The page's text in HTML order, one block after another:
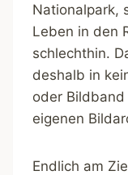
Nationalpark,
Leben in den
schlechthin.
deshalb in
oder
eigenen
Endlich am